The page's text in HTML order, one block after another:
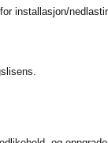
installasjon/